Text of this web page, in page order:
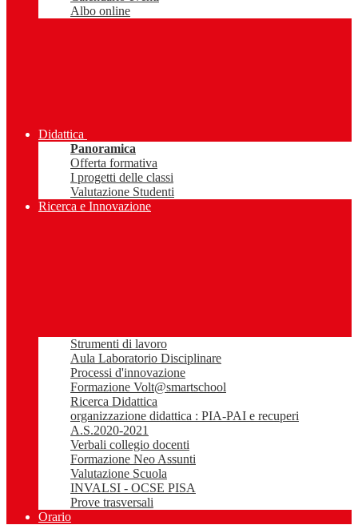
Albo online
Didattica
Panoramica
Offerta formativa
I progetti delle classi
Valutazione Studenti
Ricerca e Innovazione
Strumenti di lavoro
Aula Laboratorio Disciplinare
Processi d'innovazione
Formazione Volt@smartschool
Ricerca Didattica
organizzazione didattica : PIA-PAI e recuperi
A.S.2020-2021
Verbali collegio docenti
Formazione Neo Assunti
Valutazione Scuola
INVALSI - OCSE PISA
Prove trasversali
Orario